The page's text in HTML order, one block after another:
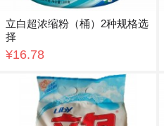
立白超浓缩粉（桶）2种规格选
择
¥16.78